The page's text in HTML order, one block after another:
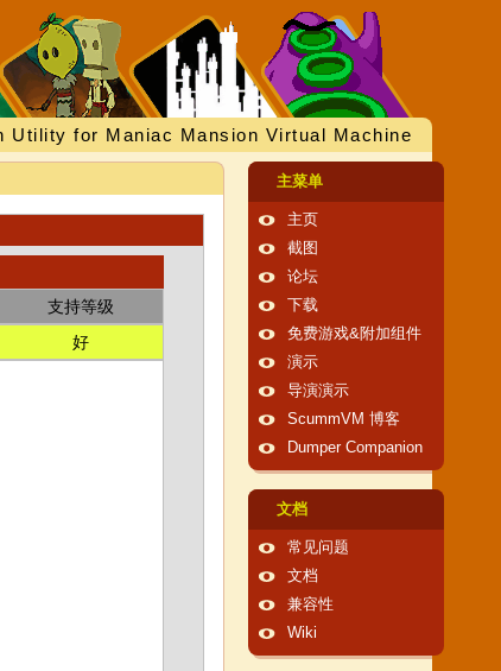
Utility for Maniac Mansion Virtual Machine
支持等级
好
主菜单
主页
截图
论坛
下载
免费游戏&附加组件
演示
导演演示
ScummVM 博客
Dumper Companion
文档
常见问题
文档
兼容性
Wiki